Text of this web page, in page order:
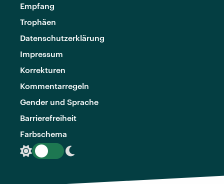
Empfang
Trophäen
Datenschutzerklärung
Impressum
Korrekturen
Kommentarregeln
Gender und Sprache
Barrierefreiheit
Farbschema